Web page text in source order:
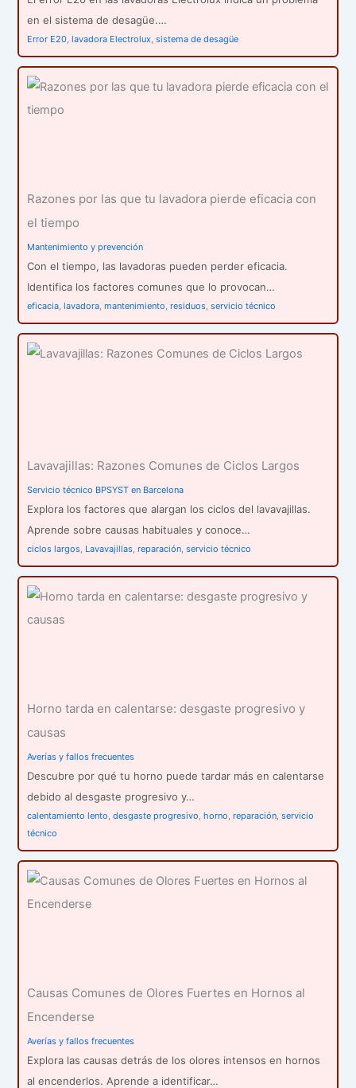
en el sistema de desagüe.…
Error E20 ,lavadora Electrolux ,sistema de desagüe
Razones por las que tu lavadora pierde eficacia con
el tiempo
Mantenimiento y prevención
Con el tiempo, las lavadoras pueden perder eficacia.
Identifica los factores comunes que lo provocan…
eficacia ,lavadora ,mantenimiento ,residuos ,servicio técnico
Lavavajillas: Razones Comunes de Ciclos Largos
Servicio técnico BPSYST en Barcelona
Explora los factores que alargan los ciclos del lavavajillas.
Aprende sobre causas habituales y conoce…
ciclos largos Lavavajillas ,reparación ,servicio técnico
Horno tarda en calentarse: desgaste progresivo y
causas
Averías y fallos frecuentes
Descubre por qué tu horno puede tardar más en calentarse
debido al desgaste progresivo y…
calentamiento lento ,desgaste progresivo ,horno ,reparación ,servicio
técnico
Causas Comunes de Olores Fuertes en Hornos al
Encenderse
Averías y fallos frecuentes
Explora las causas detrás de los olores intensos en hornos
al encenderlos. Aprende a identificar…